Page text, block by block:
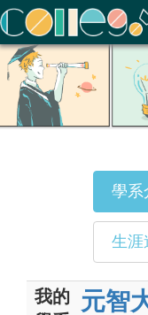
ColleGo! 大學選才與高
學系
生涯
我的
元智